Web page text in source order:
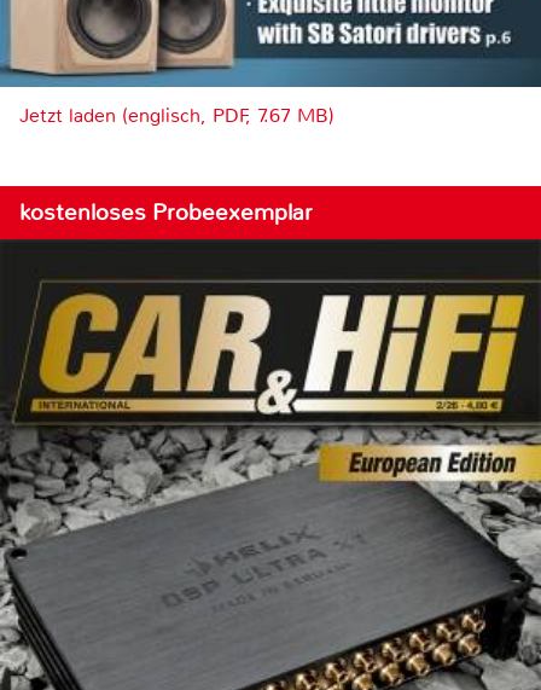
Jetzt laden (englisch, PDF, 7.67 MB)
kostenloses Probeexemplar